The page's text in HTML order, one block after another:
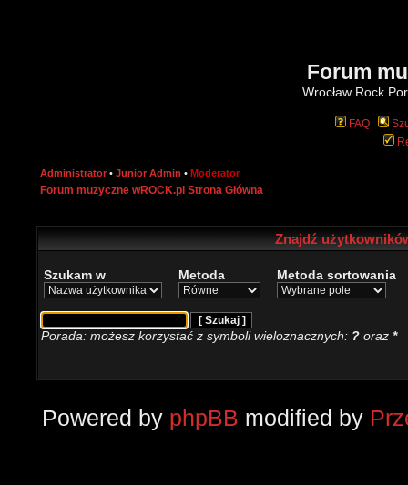
Forum
Wrocław Rock
FAQ
Administrator • Junior Admin • Moderator
Forum muzyczne wROCK.pl Strona Główna
Znajdź
Szukam w Metoda Metoda sortowania
Porada: możesz korzystać z symboli wieloznacznych: ? oraz *
Powered by phpBB modified by